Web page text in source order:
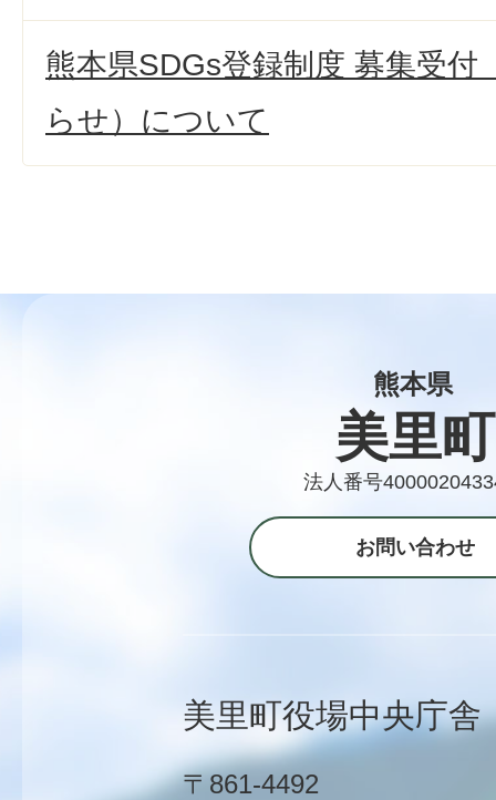
熊本県SDGs登録制度 募集受付
らせ）について
熊本県
美里町
法人番号
お問い合わせ
美里町役場中央庁舎
〒861-4492